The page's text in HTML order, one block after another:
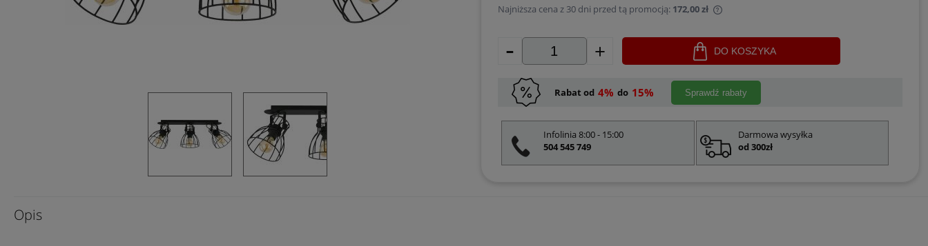
Najniższa cena z 30 dni przed tą promocją: 172,00 zł
Jeżeli produkt jest sprzedawany krócej niż
30 dni, wyświetlana jest najniższa cena od
momentu, kiedy produkt pojawił się w
- + DO KOSZYKA
Rabat od 4% do 15% Sprawdź rabaty
Infolinia 8:00 - 15:00
504 545 749
Darmowa wysyłka
od 300zł
Opis